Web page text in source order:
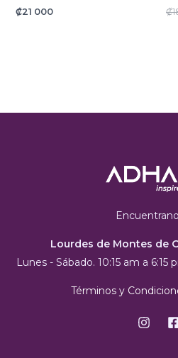
₡21 000 ₡
Lourdes de Montes de
Lunes - Sábado. 10:15 am a
Términos y